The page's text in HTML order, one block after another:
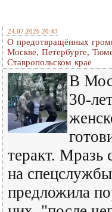
24.07.2026 20:43
О предотвращённых
Москве, Петербурге,
Ставропольском крае
В
30-
теракт. Мразь
на
предложила